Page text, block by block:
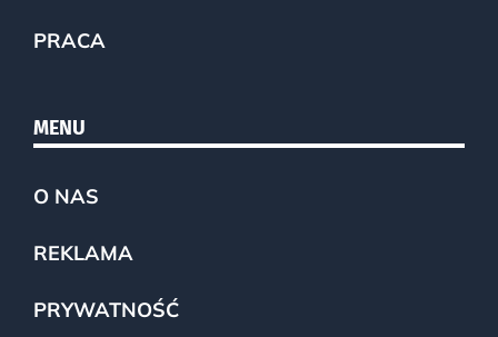
PRACA
MENU
O NAS
REKLAMA
PRYWATNOŚĆ